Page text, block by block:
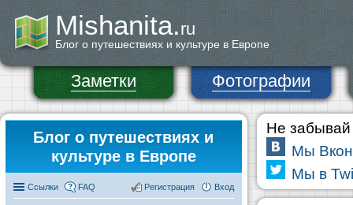
Mishanita.ru
Блог о путешествиях и культуре в Европе
Заметки Фотографии
Блог о путешествиях и
культуре в Европе
Ссылки FAQ Вход
Регистрация
Не забывай
Мы
Мы в